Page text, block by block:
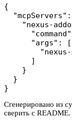
{
"nexus-
      "args": [
      ]
    }
  }
}
Сгенерировано из
сверить с README.